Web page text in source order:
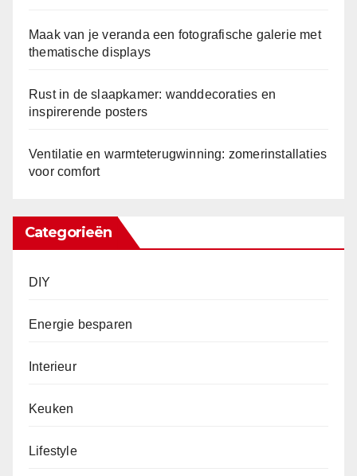
Maak van je veranda een fotografische galerie met
thematische displays
Rust in de slaapkamer: wanddecoraties en
inspirerende posters
Ventilatie en warmteterugwinning: zomerinstallaties
voor comfort
Categorieën
DIY
Energie besparen
Interieur
Keuken
Lifestyle